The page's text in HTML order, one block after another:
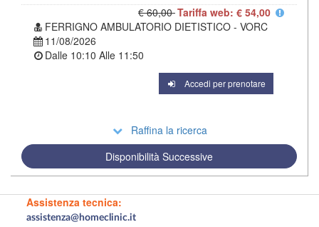
€ 60,00Tariffa web: € 54,00
FERRIGNO AMBULATORIO DIETISTICO - VORC
11/08/2026
Dalle 10:10 Alle 11:50
Accedi per prenotare
Raffina la ricerca
Disponibilità Successive
Assistenza tecnica:
assistenza@homeclinic.it